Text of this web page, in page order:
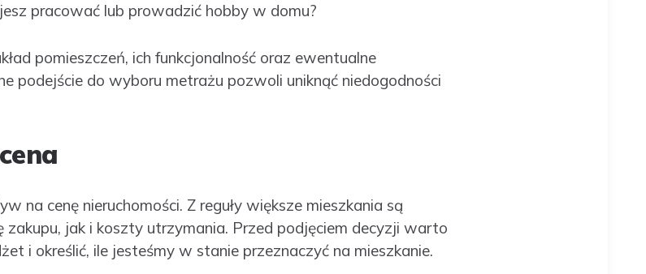
pracować lub prowadzić hobby w domu?
pomieszczeń, ich funkcjonalność oraz ewentualne
podejście do wyboru metrażu pozwoli uniknąć niedogodności
na cenę nieruchomości. Z reguły większe mieszkania są
zakupu, jak i koszty utrzymania. Przed podjęciem decyzji warto
i określić, ile jesteśmy w stanie przeznaczyć na mieszkanie.